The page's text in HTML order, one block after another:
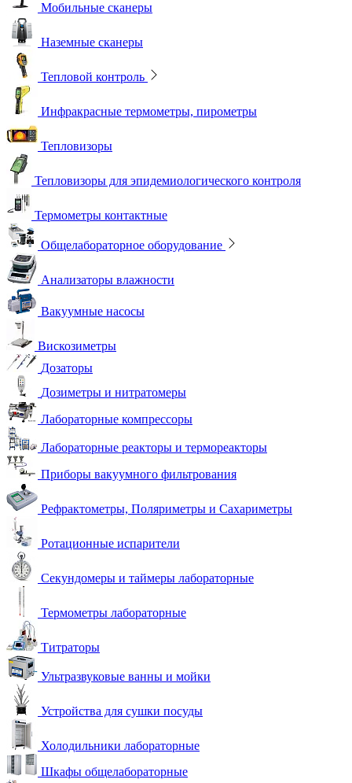
Мобильные сканеры
Наземные сканеры
Тепловой контроль
Инфракрасные термометры, пирометры
Тепловизоры
Тепловизоры для эпидемиологического контроля
Термометры контактные
Общелабораторное оборудование
Анализаторы влажности
Вакуумные насосы
Вискозиметры
Дозаторы
Дозиметры и нитратомеры
Лабораторные компрессоры
Лабораторные реакторы и термореакторы
Приборы вакуумного фильтрования
Рефрактометры, Поляриметры и Сахариметры
Ротационные испарители
Секундомеры и таймеры лабораторные
Термометры лабораторные
Титраторы
Ультразвуковые ванны и мойки
Устройства для сушки посуды
Холодильники лабораторные
Шкафы общелабораторные